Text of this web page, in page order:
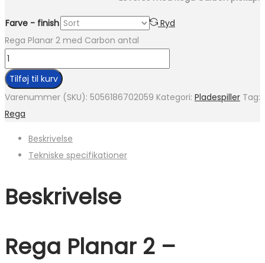
Farve - finish
Ryd
Rega Planar 2 med Carbon antal
Tilføj til kurv
Varenummer (SKU): 5056186702059 Kategori: Pladespiller Tag:
Rega
Beskrivelse
Tekniske specifikationer
Beskrivelse
Rega Planar 2 –